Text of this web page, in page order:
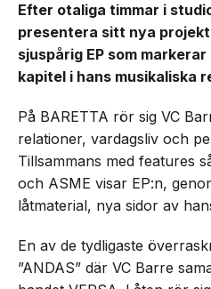
Efter otaliga timmar i
presentera sitt nya projekt
sjuspårig EP som
kapitel i hans musikaliska
På BARETTA rör sig VC
relationer, vardagsliv och
Tillsammans med features
och ASME visar EP:n,
låtmaterial, nya sidor av
En av de tydligaste
”ANDAS” där VC Barre